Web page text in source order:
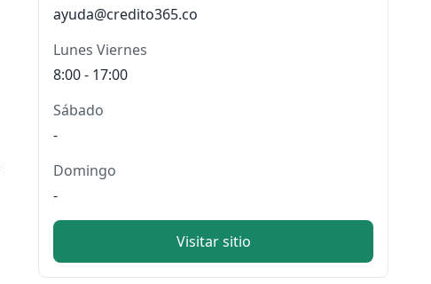
ayuda@credito365.co
Lunes Viernes
8:00 - 17:00
Sábado
-
Domingo
-
Visitar sitio